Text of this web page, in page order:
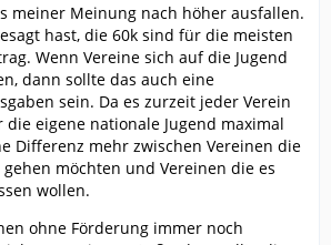
meiner Meinung nach höher ausfallen.
hast, die 60k sind für die meisten
Wenn Vereine sich auf die Jugend
dann sollte das auch eine
sein. Da es zurzeit jeder Verein
eigene nationale Jugend maximal
Differenz mehr zwischen Vereinen die
möchten und Vereinen die es
wollen.
ohne Förderung immer noch